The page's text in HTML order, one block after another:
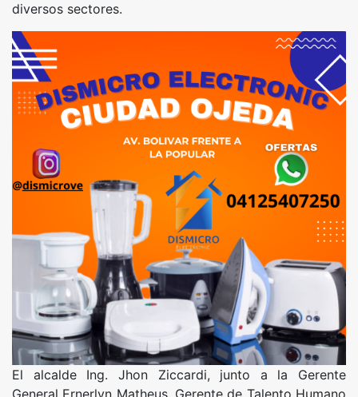
diversos sectores.
El alcalde Ing. Jhon Ziccardi, junto a la Gerente
General Ernerlyn Matheus, Gerente de Talento Humano